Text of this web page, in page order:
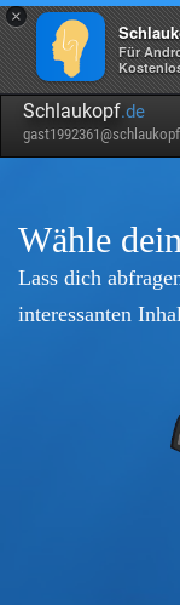
×
Für
Schlaukopf.de
Wähle
Lass dich
interessanten